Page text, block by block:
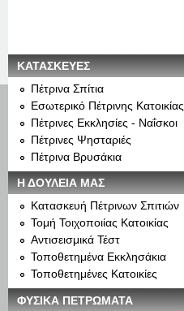
ΚΑΤΑΣΚΕΥΕΣ
Πέτρινα Σπίτια
Εσωτερικό Πέτρινης Κατοικίας
Πέτρινες Εκκλησίες - Ναΐσκοι
Πέτρινες Ψησταριές
Πέτρινα Βρυσάκια
Η ΔΟΥΛΕΙΑ ΜΑΣ
Κατασκευή Πέτρινων Σπιτιών
Τομή Τοιχοποιίας Κατοικίας
Αντισεισμικά Τέστ
Τοποθετημένα Εκκλησάκια
Τοποθετημένες Κατοικίες
ΦΥΣΙΚΑ ΠΕΤΡΩΜΑΤΑ